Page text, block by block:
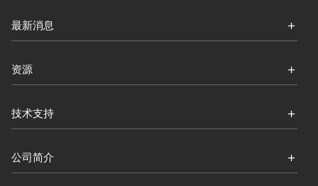
最新消息
资源
技术支持
公司简介